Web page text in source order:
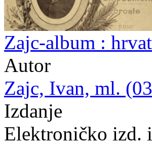
Zajc-album :
Autor
Zajc, Ivan, ml.
Izdanje
Elektroničko izd.